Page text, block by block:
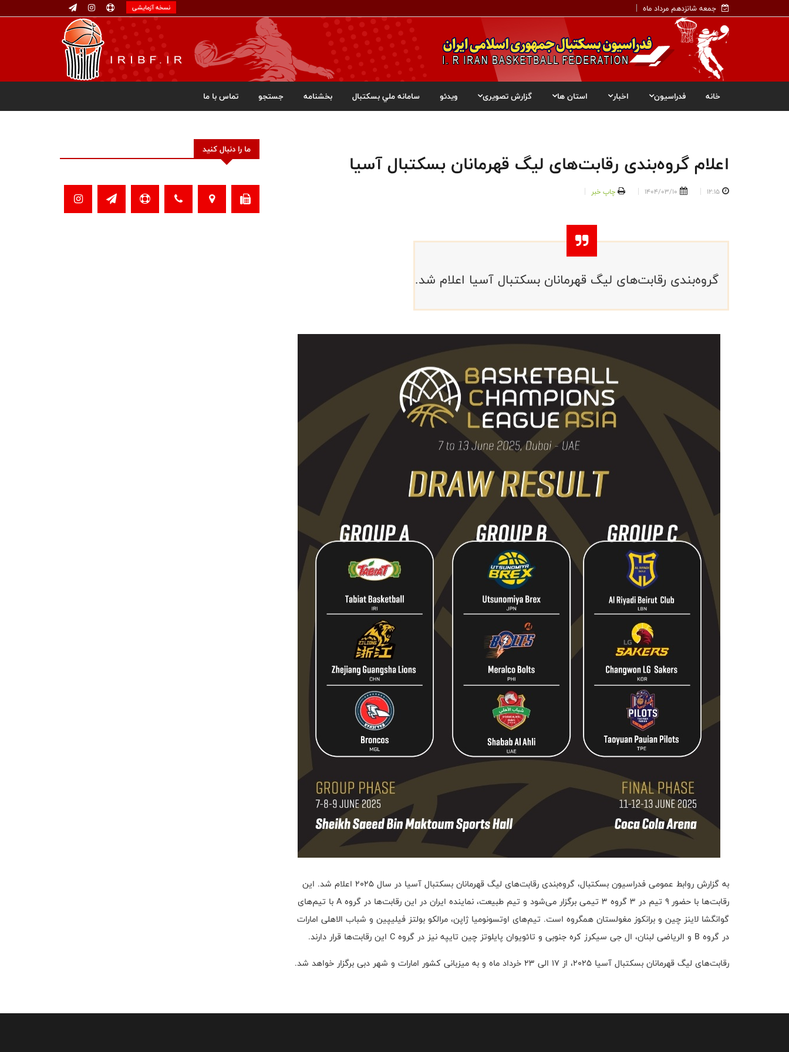
جمعه شانزدهم مرداد ماه نسخه آزمایشی
خانه فدراسیون اخبار استان ها گزارش تصویری ویدئو سامانه ملي بسکتبال بخشنامه جستجو تماس با ما
اعلام گروه‌بندی رقابت‌های لیگ قهرمانان بسکتبال آسیا
12:15
1404/03/10 چاپ خبر
گروه‌بندی رقابت‌های لیگ قهرمانان بسکتبال آسیا اعلام شد.
به گزارش روابط عمومی فدراسیون بسکتبال، گروه‌بندی رقابت‌های لیگ قهرمانان بسکتبال آسیا در سال ۲۰۲۵ اعلام شد. این
رقابت‌ها با حضور ۹ تیم در ۳ گروه ۳ تیمی برگزار می‌شود و تیم طبیعت، نماینده ایران در این رقابت‌ها در گروه A با تیم‌های
گوانگشا لاینز چین و برانکوز مغولستان همگروه است. تیم‌های اوتسونومیا ژاپن، مرالکو بولتز فیلیپین و شباب الاهلی امارات
در گروه B و الریاضی لبنان، ال جی سیکرز کره جنوبی و تائویوان پایلوتز چین تایپه نیز در گروه C این رقابت‌ها قرار دارند.
رقابت‌های لیگ قهرمانان بسکتبال آسیا ۲۰۲۵، از ۱۷ الی ۲۳ خرداد ماه و به میزبانی کشور امارات و شهر دبی برگزار خواهد شد.
ما را دنبال کنید